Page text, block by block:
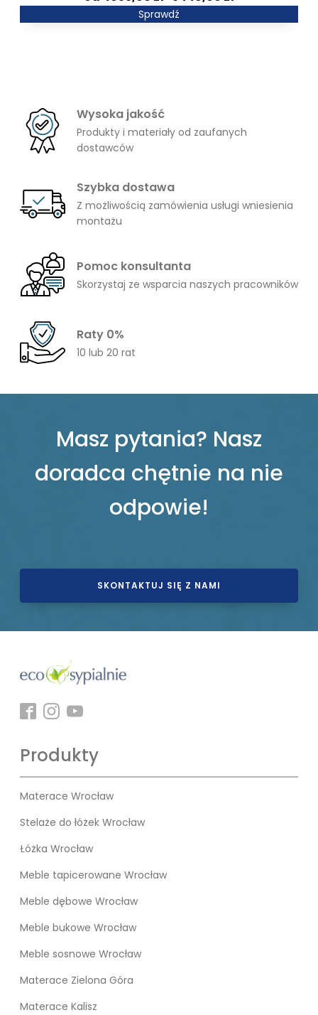
3123,00 złSprawdź
Wysoka jakość
Produkty i materiały od zaufanych
dostawców
Szybka dostawa
Z możliwością zamówienia usługi wniesienia
montażu
Pomoc konsultanta
Skorzystaj ze wsparcia naszych pracowników
Raty 0%
10 lub 20 rat
Masz pytania? Nasz
doradca chętnie na nie
odpowie!
SKONTAKTUJ SIĘ Z NAMI
Produkty
Materace Wrocław
Stelaże do łóżek Wrocław
Łóżka Wrocław
Meble tapicerowane Wrocław
Meble dębowe Wrocław
Meble bukowe Wrocław
Meble sosnowe Wrocław
Materace Zielona Góra
Materace Kalisz